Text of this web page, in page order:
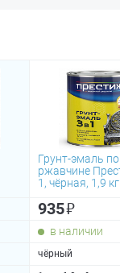
Грунт-эмаль по
ржавчине
1, чёрная, 1,9 кг
935₽
в наличии
чёрный